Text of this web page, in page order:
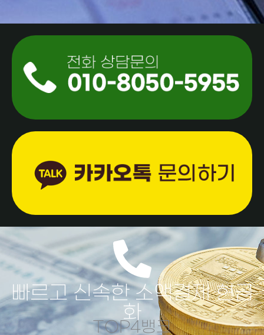
빠르고 신속한 소액결제 현금
화
TOP4뱅크